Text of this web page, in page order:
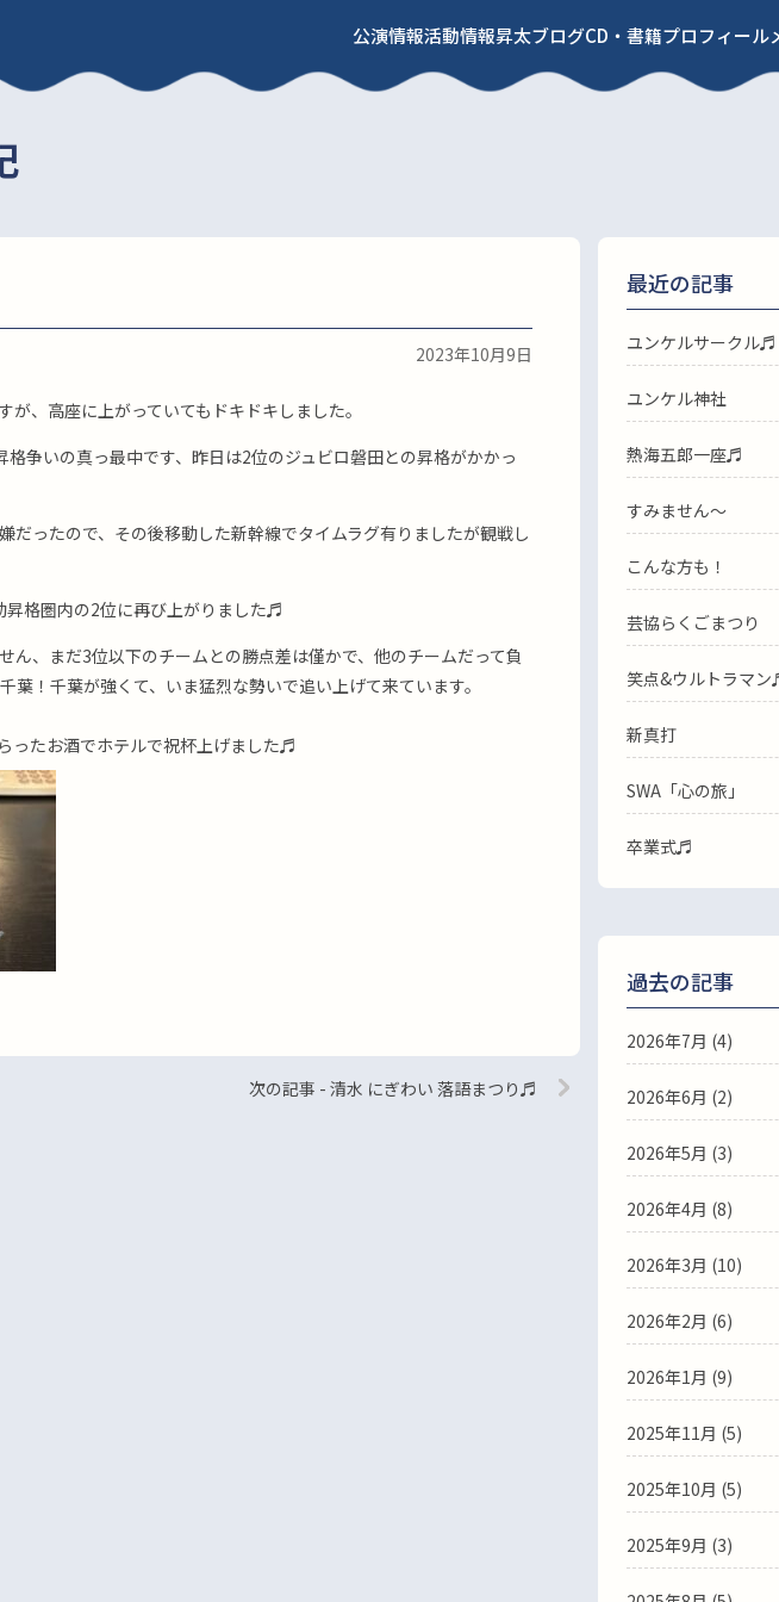
公演情報活動情報昇太ブログCD・書籍プロフィール
2023年10月9日
、高座に上がっていてもドキドキしました。
争いの真っ最中です、昨日は2位のジュビロ磐田との昇格がかかっ
だったので、その後移動した新幹線でタイムラグ有りましたが観戦し
格圏内の2位に再び上がりました♬
、まだ3位以下のチームとの勝点差は僅かで、他のチームだって負
葉！千葉が強くて、いま猛烈な勢いで追い上げて来ています。
ったお酒でホテルで祝杯上げました♬
次の記事 - 清水 にぎわい 落語まつり♬
最近の記事
ユンケルサークル♬
ユンケル神社
熱海五郎一座♬
すみません〜
こんな方も！
芸協らくごまつり
笑点&ウルトラマ
新真打
SWA「心の旅」
卒業式♬
過去の記事
2026年7月 (4)
2026年6月 (2)
2026年5月 (3)
2026年4月 (8)
2026年3月 (10)
2026年2月 (6)
2026年1月 (9)
2025年11月 (5)
2025年10月 (5)
2025年9月 (3)